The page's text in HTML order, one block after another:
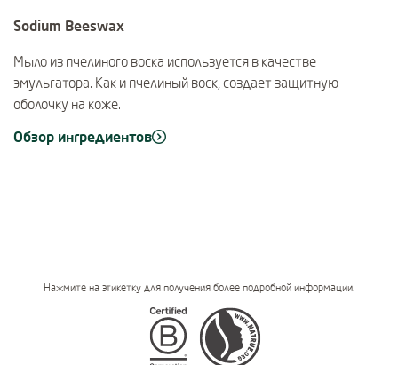
Sodium Beeswax
Мыло из пчелиного воска используется в качестве
эмульгатора. Как и пчелиный воск, создает защитную
оболочку на коже.
Обзор ингредиентов
Certifications
Нажмите на этикетку для получения более подробной информации.